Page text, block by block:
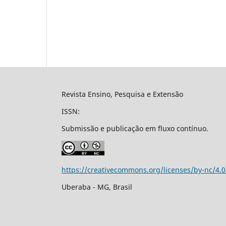
Revista Ensino, Pesquisa e Extensão
ISSN:
Submissão e publicação em fluxo contínuo.
https://creativecommons.org/licenses/by-nc/
Uberaba - MG, Brasil